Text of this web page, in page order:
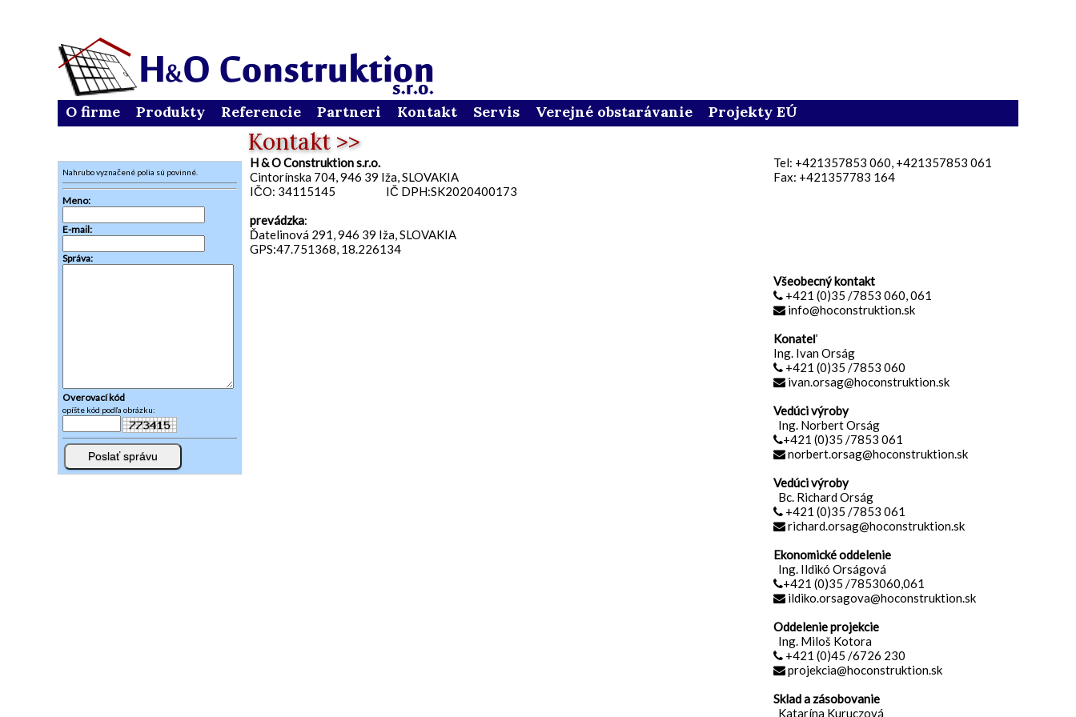
O firme Produkty Referencie Partneri Kontakt Servis Verejné obstarávanie Projekty EÚ
Nahrubo vyznačené polia sú povinné.
Meno:
E-mail:
Správa:
Overovací kód
opíšte kód podľa obrázku:
Kontakt
H & O Construktion s.r.o.
Cintorínska 704, 946 39 Iža, SLOVAKIA
IČO: 34115145 IČ DPH:SK2020400173
prevádzka:
Ďatelinová 291, 946 39 Iža, SLOVAKIA
GPS:47.751368, 18.226134
Tel: +421357853 060, +421357853 061
Fax: +421357783 164
Všeobecný kontakt
+421 (0)35 /7853 060, 061
info@hoconstruktion.sk
Konateľ
Ing. Ivan Orság
+421 (0)35 /7853 060
ivan.orsag@hoconstruktion.sk
Vedúci výroby
Ing. Norbert Orság
+421 (0)35 /7853 061
norbert.orsag@hoconstruktion.sk
Vedúci výroby
Bc. Richard Orság
+421 (0)35 /7853 061
richard.orsag@hoconstruktion.sk
Ekonomické oddelenie
Ing. Ildikó Orságová
+421 (0)35 /7853060,061
ildiko.orsagova@hoconstruktion.sk
Oddelenie projekcie
Ing. Miloš Kotora
+421 (0)45 /6726 230
projekcia@hoconstruktion.sk
Sklad a zásobovanie
Katarína Kuruczová